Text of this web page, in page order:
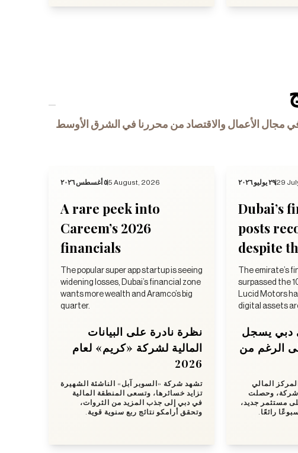
في مجال الأعمال والاقتصاد من محررنا في الشرق الأوسط
٥ أغسطس ٢٠٢٦5 August, 2026
A rare peek into
Careem’s 2026
financials
The popular super app startup is seeing
widening losses, Dubai’s financial zone
wants more wealth and Aramco’s big
quarter.
نظرة نادرة على البيانات
المالية لشركة «كريم» لعام
2026
تشهد شركة «السوبر آبل» الناشئة الشهيرة
تزايد خسائرها، وتسعى المنطقة المالية
في دبي إلى جذب المزيد من الثروات،
وتحقق أرامكو نتائج ربع سنوية قوية.
٢٩ يوليو ٢٠٢٦29
Dubai’s
posts
despite
The emirate’s
surpassed the
Lucid Motors
digital assets
دبي يسجل
الرغم من
المالي
بالإمارة عتبة الـ10,000 شركة، وحصلت
مستثمر جديد،
رائعًا.